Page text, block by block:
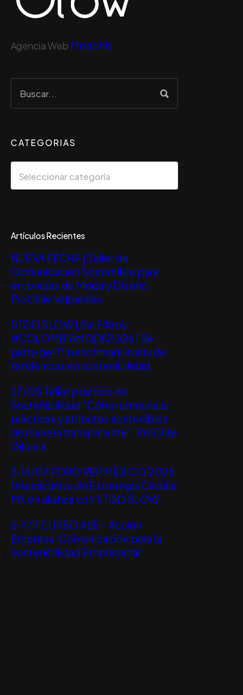
Agencia Web Menphis
CATEGORIAS
Seleccionar categoría
Artículos Recientes
NUEVA FECHA | Taller de
Comunicación Sostenible para
empresas de Moda y Diseño.
ProChile Valparaíso.
STGO SLOW | Sin Filtros:
#COLOMBIAMODA2026 | Sé
parte del 1° benchmark in situ de
tendencias en sostenibilidad.
27/05 Taller práctico de
Sostenibilidad “Cómo comunicar
prácticas y atributos sostenibles
de manera transparente”. ProChile
Valdivia
3-16/07 FORO REP MÉXICO 2026.
Una iniciativa de Estrategia Circular
MX en alianza con STGO SLOW.
6-7/11 CURSO ASE – Acción
Empresa: Comunicación para la
Sostenibilidad Empresarial